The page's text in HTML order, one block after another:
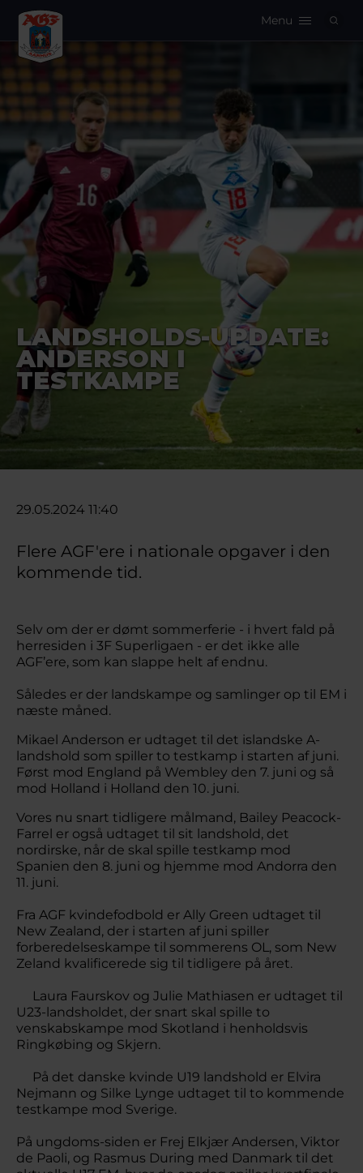
Menu
LANDSHOLDS-UPDATE:
ANDERSON I
TESTKAMPE
29.05.2024 11:40
Flere AGF'ere i nationale opgaver i den
kommende tid.
Selv om der er dømt sommerferie - i hvert fald på
herresiden i 3F Superligaen - er det ikke alle
AGF’ere, som kan slappe helt af endnu.
Således er der landskampe og samlinger op til EM i
næste måned.
Mikael Anderson er udtaget til det islandske A-
landshold som spiller to testkamp i starten af juni.
Først mod England på Wembley den 7. juni og så
mod Holland i Holland den 10. juni.
Vores nu snart tidligere målmand, Bailey Peacock-
Farrel er også udtaget til sit landshold, det
nordirske, når de skal spille testkamp mod
Spanien den 8. juni og hjemme mod Andorra den
11. juni.
Fra AGF kvindefodbold er Ally Green udtaget til
New Zealand, der i starten af juni spiller
forberedelseskampe til sommerens OL, som New
Zeland kvalificerede sig til tidligere på året.
Laura Faurskov og Julie Mathiasen er udtaget til
U23-landsholdet, der snart skal spille to
venskabskampe mod Skotland i henholdsvis
Ringkøbing og Skjern.
På det danske kvinde U19 landshold er Elvira
Nejmann og Silke Lynge udtaget til to kommende
testkampe mod Sverige.
På ungdoms-siden er Frej Elkjær Andersen, Viktor
de Paoli, og Rasmus During med Danmark til det